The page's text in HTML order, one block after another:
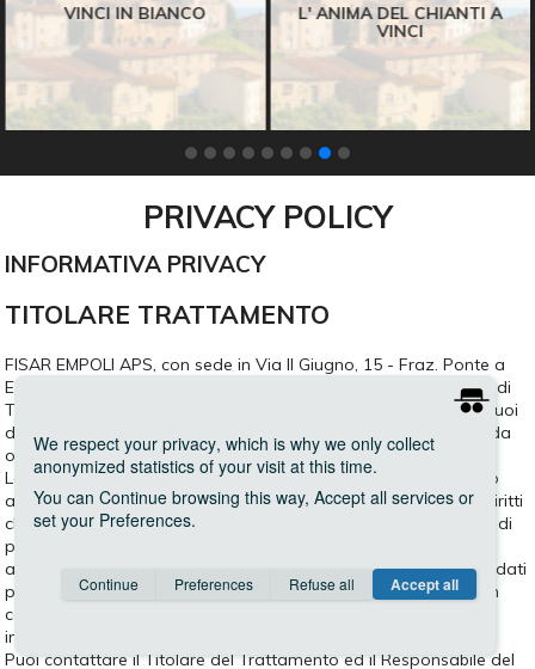
VINCI IN BIANCO
L' ANIMA DEL CHIANTI A
VINCI
PRIVACY POLICY
INFORMATIVA PRIVACY
TITOLARE TRATTAMENTO
FISAR EMPOLI APS, con sede in Via II Giugno, 15 - Fraz. Ponte a
Elsa - 50053 Empoli (di seguito anche Delegazione) in qualità di
Titolare del trattamento, si preoccupa della riservatezza dei Tuoi
dati personali e di garantire ad essi la protezione necessaria da
ogni evento che possa metterli a rischio di violazione.
La Delegazione mette in pratica policy e prassi con riferimento
alla raccolta e all’utilizzo dei dati personali e all’esercizio dei diritti
che Ti sono riconosciuti dalla normativa applicabile in materia di
protezione dei dati personali. La Delegazione ha cura di
aggiornare le policy e le prassi adottate per la protezione dei dati
personali ogni volta che ciò si renda necessario e comunque in
caso di modifiche normative ed organizzative che possano
incidere sui trattamenti dei Tuoi dati personali.
Puoi contattare il Titolare del Trattamento ed il Responsabile del
We respect your privacy, which is why we only collect
anonymized statistics of your visit at this time.
You can Continue browsing this way, Accept all services or
set your Preferences.
Consent cookie learn more
Google Analytics about
Continue Preferences Refuse all Accept all
Anonymous Invisible Save